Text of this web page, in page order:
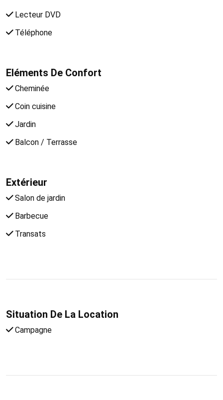
Lecteur DVD
Téléphone
Eléments De Confort
Cheminée
Coin cuisine
Jardin
Balcon / Terrasse
Extérieur
Salon de jardin
Barbecue
Transats
Situation De La Location
Campagne